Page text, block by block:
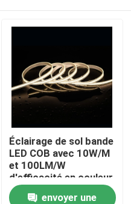
Éclairage de sol bande
LED COB avec 10W/M
et 100LM/W
d'efficacité en couleur
blanche
envoyer une